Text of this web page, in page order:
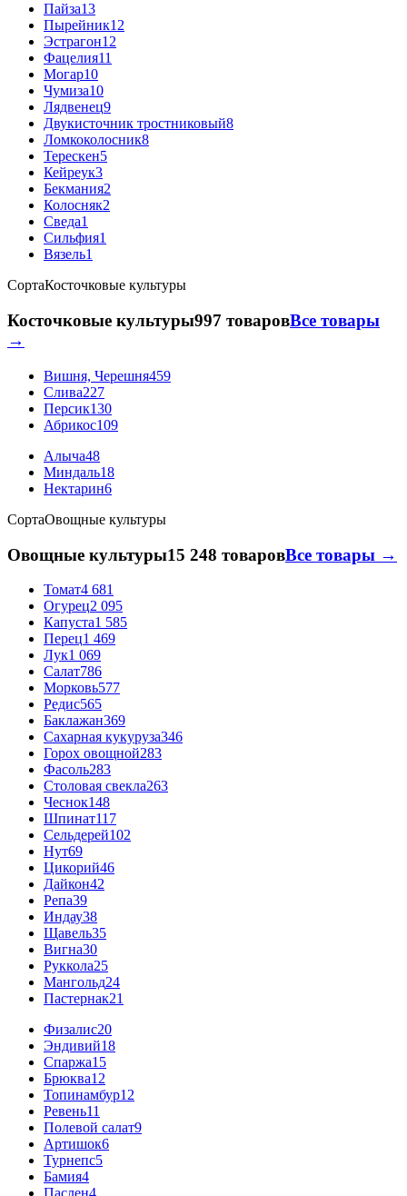
Пайза13
Пырейник12
Эстрагон12
Фацелия11
Могар10
Чумиза10
Лядвенец9
Двукисточник тростниковый8
Ломкоколосник8
Терескен5
Кейреук3
Бекмания2
Колосняк2
Сведа1
Сильфия1
Вязель1
СортаКосточковые культуры
Косточковые культуры997 товаровВсе товары
→
Вишня, Черешня459
Слива227
Персик130
Абрикос109
Алыча48
Миндаль18
Нектарин6
СортаОвощные культуры
Овощные культуры15 248 товаровВсе товары →
Томат4 681
Огурец2 095
Капуста1 585
Перец1 469
Лук1 069
Салат786
Морковь577
Редис565
Баклажан369
Сахарная кукуруза346
Горох овощной283
Фасоль283
Столовая свекла263
Чеснок148
Шпинат117
Сельдерей102
Нут69
Цикорий46
Дайкон42
Репа39
Индау38
Щавель35
Вигна30
Руккола25
Мангольд24
Пастернак21
Физалис20
Эндивий18
Спаржа15
Брюква12
Топинамбур12
Ревень11
Полевой салат9
Артишок6
Турнепс5
Бамия4